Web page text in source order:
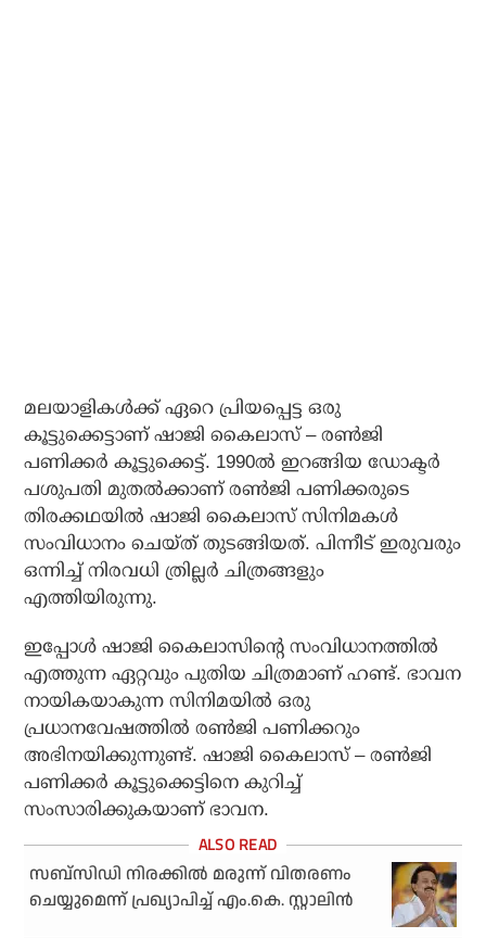
മലയാളികള്‍ക്ക് ഏറെ പ്രിയപ്പെട്ട ഒരു
കൂട്ടുക്കെട്ടാണ് ഷാജി കൈലാസ് – രണ്‍ജി
പണിക്കര്‍ കൂട്ടുക്കെട്ട്. 1990ല്‍ ഇറങ്ങിയ ഡോക്ടര്‍
പശുപതി മുതല്‍ക്കാണ് രണ്‍ജി പണിക്കരുടെ
തിരക്കഥയില്‍ ഷാജി കൈലാസ് സിനിമകള്‍
സംവിധാനം ചെയ്ത് തുടങ്ങിയത്. പിന്നീട് ഇരുവരും
ഒന്നിച്ച് നിരവധി ത്രില്ലര്‍ ചിത്രങ്ങളും
എത്തിയിരുന്നു.
ഇപ്പോള്‍ ഷാജി കൈലാസിന്റെ സംവിധാനത്തില്‍
എത്തുന്ന ഏറ്റവും പുതിയ ചിത്രമാണ് ഹണ്ട്. ഭാവന
നായികയാകുന്ന സിനിമയില്‍ ഒരു
പ്രധാനവേഷത്തില്‍ രണ്‍ജി പണിക്കറും
അഭിനയിക്കുന്നുണ്ട്. ഷാജി കൈലാസ് – രണ്‍ജി
പണിക്കര്‍ കൂട്ടുക്കെട്ടിനെ കുറിച്ച്
സംസാരിക്കുകയാണ് ഭാവന.
സബ്‌സിഡി നിരക്കില്‍ മരുന്ന് വിതരണം
ചെയ്യുമെന്ന് പ്രഖ്യാപിച്ച് എം.കെ. സ്റ്റാലിന്‍